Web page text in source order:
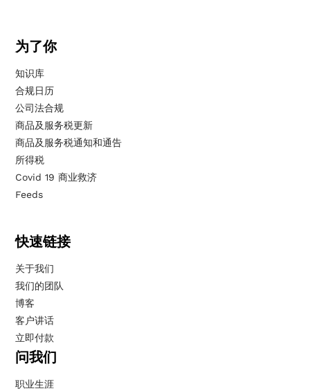
为了你
知识库
合规日历
公司法合规
商品及服务税更新
商品及服务税通知和通告
所得税
Covid 19 商业救济
Feeds
快速链接
关于我们
我们的团队
博客
客户讲话
立即付款
问我们
职业生涯